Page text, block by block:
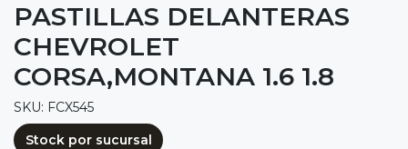
PASTILLAS DELANTERAS
CHEVROLET
CORSA,MONTANA 1.6 1.8
SKU: FCX545
Stock por sucursal